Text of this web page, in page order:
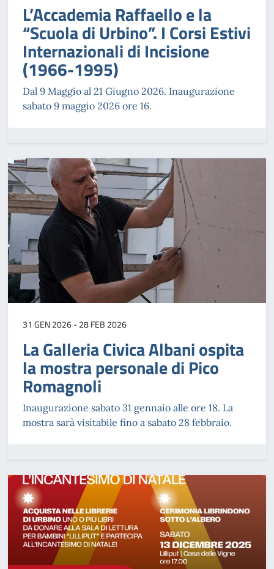
L’Accademia Raffaello e la
“Scuola di Urbino”. I Corsi Estivi
Internazionali di Incisione
(1966-1995)
Dal 9 Maggio al 21 Giugno 2026. Inaugurazione
sabato 9 maggio 2026 ore 16.
31 GEN 2026 - 28 FEB 2026
La Galleria Civica Albani ospita
la mostra personale di Pico
Romagnoli
Inaugurazione sabato 31 gennaio alle ore 18. La
mostra sarà visitabile fino a sabato 28 febbraio.